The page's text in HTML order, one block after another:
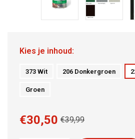
Kies je inhoud:
373 Wit 206 Donkergroen
Groen
€39,99
€30,50